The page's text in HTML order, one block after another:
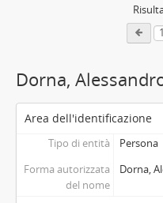
Dorna,
Area dell'identificazione
Tipo di entità
Persona
Forma autorizzata
del nome
Dorna,